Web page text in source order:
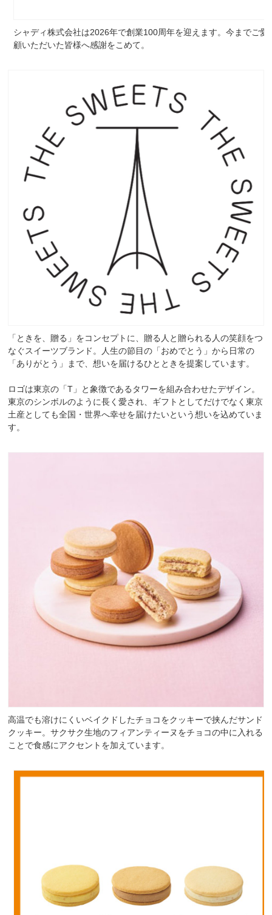
シャディ株式会社は2026年で創業100周年を迎えます。今までご愛
顧いただいた皆様へ感謝をこめて。
「ときを、贈る」をコンセプトに、贈る人と贈られる人の笑顔をつ
なぐスイーツブランド。人生の節目の「おめでとう」から日常の
「ありがとう」まで、想いを届けるひとときを提案しています。
ロゴは東京の「T」と象徴であるタワーを組み合わせたデザイン。
東京のシンボルのように長く愛され、ギフトとしてだけでなく東京
土産としても全国・世界へ幸せを届けたいという想いを込めていま
す。
高温でも溶けにくいベイクドしたチョコをクッキーで挟んだサンド
クッキー。サクサク生地のフィアンティーヌをチョコの中に入れる
ことで食感にアクセントを加えています。